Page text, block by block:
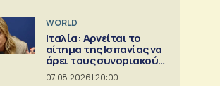
WORLD
Ιταλία: Αρνείται το
αίτημα της Ισπανίας να
άρει τους συνοριακούς
περιορισμούς
07.08.2026 | 20:00